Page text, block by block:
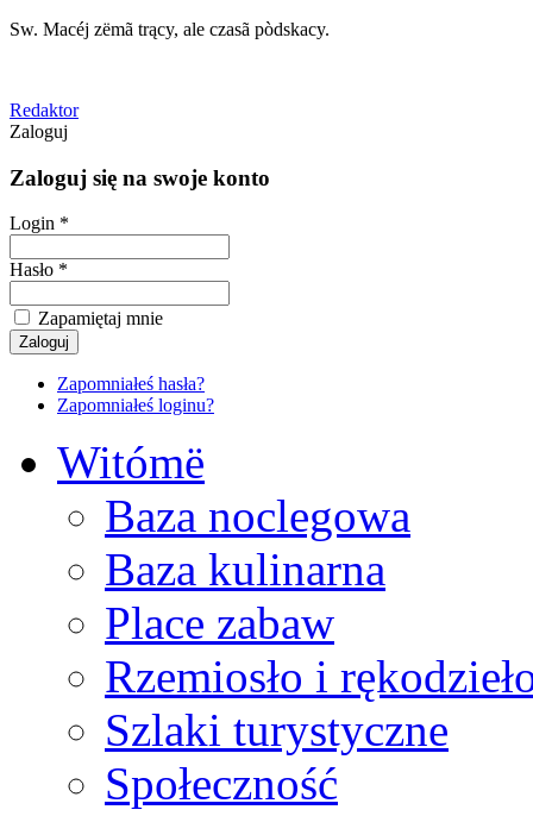
Sw. Macéj zëmã trący, ale czasã pòdskacy.
Redaktor
Zaloguj
Zaloguj się na swoje konto
Login *
Hasło *
Zapamiętaj mnie
Zapomniałeś hasła?
Zapomniałeś loginu?
Witómë
Baza noclegowa
Baza kulinarna
Place zabaw
Rzemiosło i
Szlaki turystyczne
Społeczność